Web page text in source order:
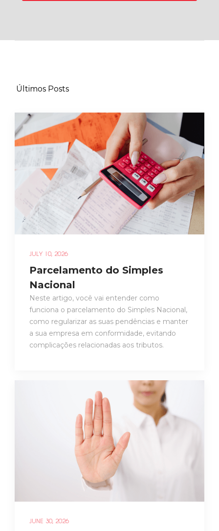
Últimos Posts
JULY 10, 2026
Parcelamento do Simples
Nacional
Neste artigo, você vai entender como
funciona o parcelamento do Simples Nacional,
como regularizar as suas pendências e manter
a sua empresa em conformidade, evitando
complicações relacionadas aos tributos.
JUNE 30, 2026